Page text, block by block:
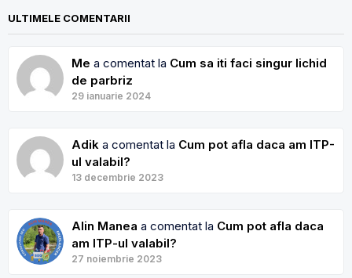
ULTIMELE COMENTARII
Me a comentat la Cum sa iti faci singur lichid
de parbriz
29 ianuarie 2024
Adik a comentat la Cum pot afla daca am ITP-
ul valabil?
13 decembrie 2023
Alin Manea a comentat la Cum pot afla daca
am ITP-ul valabil?
27 noiembrie 2023